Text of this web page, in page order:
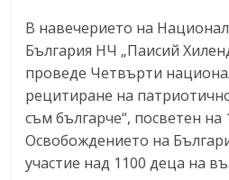
В навечерието на
България НЧ „Паисий
проведе Четвърти
рецитиране на
съм българче“, посветен на
Освобождението на
участие над 1100 деца на